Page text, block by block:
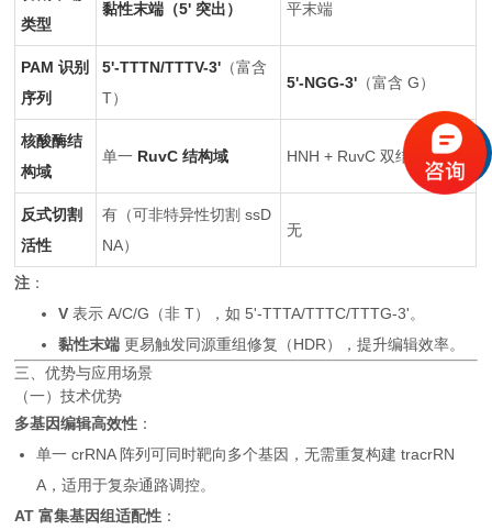
类型
黏性末端（5' 突出） 平末端
PAM 识别
序列
5'-TTTN/TTTV-3' （富含
T）
5'-NGG-3' （富含 G）
核酸酶结
构域
单一 RuvC 结构域 HNH + RuvC 双结构域
反式切割
活性
有（可非特异性切割 ssD
NA）
无
注 ：
V 表示 A/C/G（非 T），如 5'-TTTA/TTTC/TTTG-3'。
黏性末端 更易触发同源重组修复（HDR），提升编辑效率。
三、优势与应用场景
（一）技术优势
多基因编辑高效性 ：
单一 crRNA 阵列可同时靶向多个基因，无需重复构建 tracrRN
A，适用于复杂通路调控。
AT 富集基因组适配性 ：